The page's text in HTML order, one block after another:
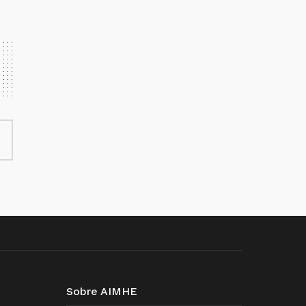
Sobre AIMHE